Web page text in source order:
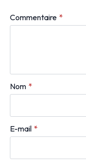
Commentaire *
Nom *
E-mail *